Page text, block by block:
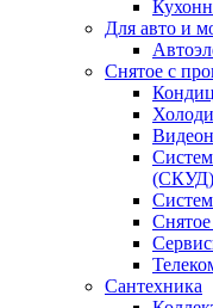
Для авто и
Снятое с
Сантехника